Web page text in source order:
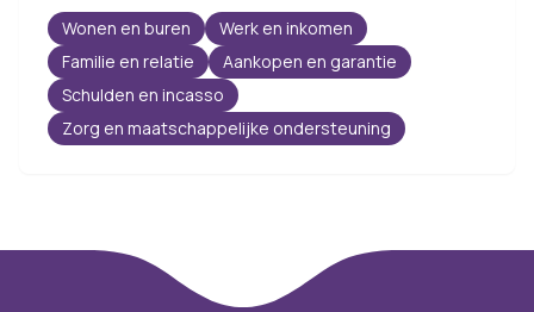
Wonen en buren
Werk en inkomen
Familie en relatie
Aankopen en garantie
Schulden en incasso
Zorg en maatschappelijke ondersteuning